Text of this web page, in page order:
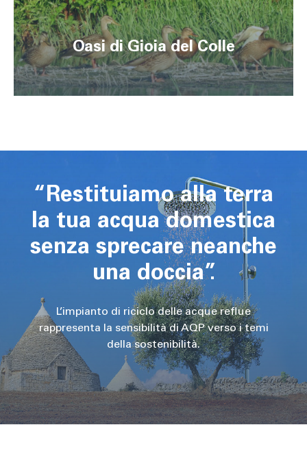
Oasi di Gioia del Colle
“Restituiamo alla terra
la tua acqua domestica
senza sprecare neanche
una doccia”.
L’impianto di riciclo delle acque reflue
rappresenta la sensibilità di AQP verso i temi
della sostenibilità.